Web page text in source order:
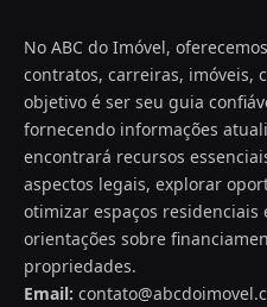
No ABC do Imóvel,
contratos, carreiras, imóveis,
objetivo é ser seu guia
fornecendo informações
encontrará recursos
aspectos legais, explorar
otimizar espaços
orientações sobre
propriedades.
Email: